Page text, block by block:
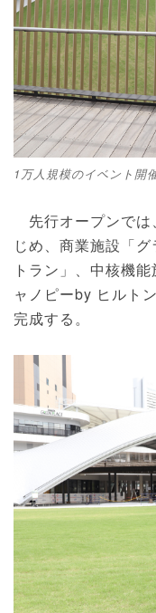
1万人規模のイベント開
先行オープンでは
じめ、商業施設「
トラン」、中核機
ャノピーby ヒルト
完成する。